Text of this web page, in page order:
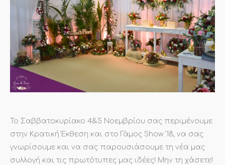
Το Σαββατοκυρίακο 4&5 Νοεμβρίου σας περιμένουμε
στην Κρατική Έκθεση και στο Γάμος Show ’18, να σας
γνωρίσουμε και να σας παρουσιάσουμε τη νέα μας
συλλογή και τις πρωτότυπες μας ιδέες! Μην τη χάσετε!